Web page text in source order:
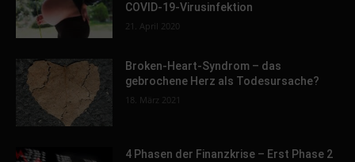
COVID-19-Virusinfektion
21. April 2020
Broken-Heart-Syndrom – das
gebrochene Herz als Todesursache?
18. März 2021
4 Phasen der Finanzkrise – Erst Phase 2